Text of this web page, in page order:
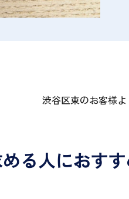
渋谷区東のお客様よ
る人におす